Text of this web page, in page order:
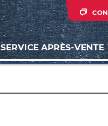
SERVICE APRÈS-VENTE